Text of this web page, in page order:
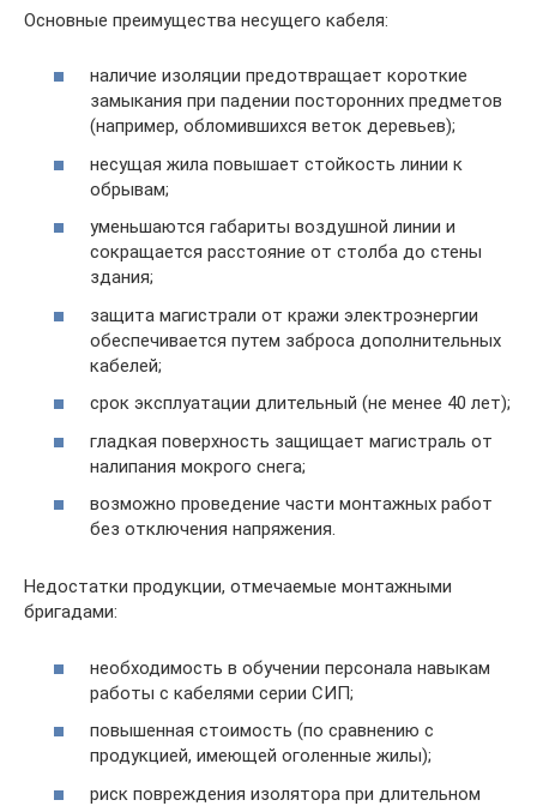
Основные преимущества несущего кабеля:
наличие изоляции предотвращает короткие
замыкания при падении посторонних предметов
(например, обломившихся веток деревьев);
несущая жила повышает стойкость линии к
обрывам;
уменьшаются габариты воздушной линии и
сокращается расстояние от столба до стены
здания;
защита магистрали от кражи электроэнергии
обеспечивается путем заброса дополнительных
кабелей;
срок эксплуатации длительный (не менее 40 лет);
гладкая поверхность защищает магистраль от
налипания мокрого снега;
возможно проведение части монтажных работ
без отключения напряжения.
Недостатки продукции, отмечаемые монтажными
бригадами:
необходимость в обучении персонала навыкам
работы с кабелями серии СИП;
повышенная стоимость (по сравнению с
продукцией, имеющей оголенные жилы);
риск повреждения изолятора при длительном